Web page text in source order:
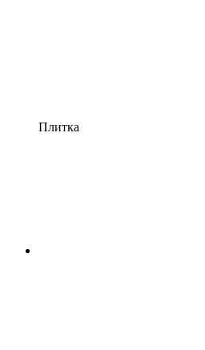
Плитка